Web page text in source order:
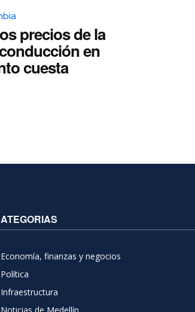
precios de la
en
cuesta
Economía, finanzas y negocios
Política
Infraestructura
Noticias de Medellín